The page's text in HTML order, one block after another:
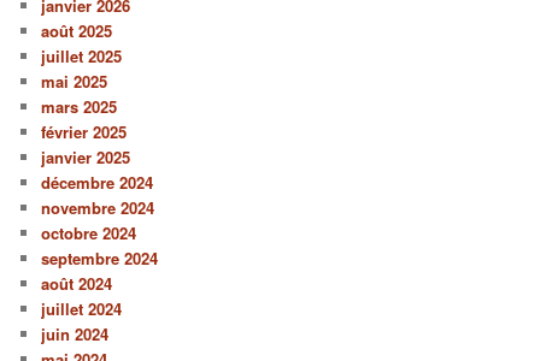
janvier 2026
août 2025
juillet 2025
mai 2025
mars 2025
février 2025
janvier 2025
décembre 2024
novembre 2024
octobre 2024
septembre 2024
août 2024
juillet 2024
juin 2024